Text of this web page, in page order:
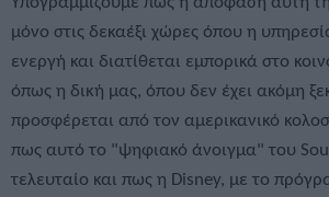
μόνο στις δεκαέξι χώρες όπου η
ενεργή και διατίθεται εμπορικά στο
όπως η δική μας, όπου δεν έχει ακόμη
προσφέρεται από τον αμερικανικό
πως αυτό το "ψηφιακό άνοιγμα" του
τελευταίο και πως η Disney, με το